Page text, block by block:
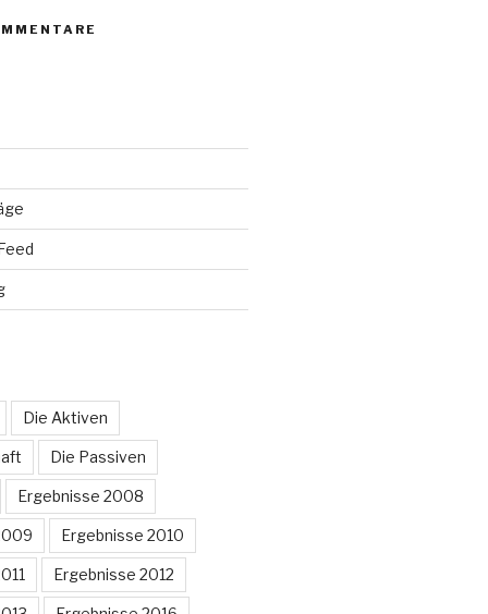
Die Aktiven
Die Passiven
Ergebnisse 2008
Ergebnisse 2010
Ergebnisse 2012